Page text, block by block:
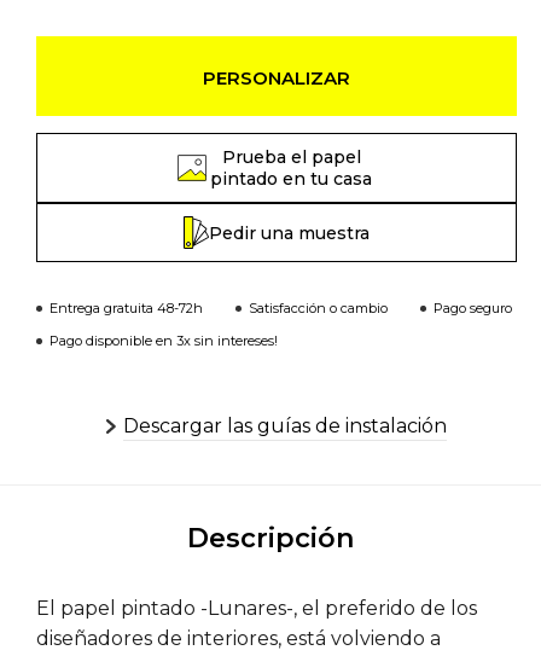
PERSONALIZAR
Prueba el papel
pintado en tu casa
Pedir una muestra
Entrega gratuita 48-72h Satisfacción o cambio
Pago seguro
Pago disponible en 3x sin intereses!
Descargar las guías de instalación
Descripción
El papel pintado -Lunares-, el preferido de los
diseñadores de interiores, está volviendo a